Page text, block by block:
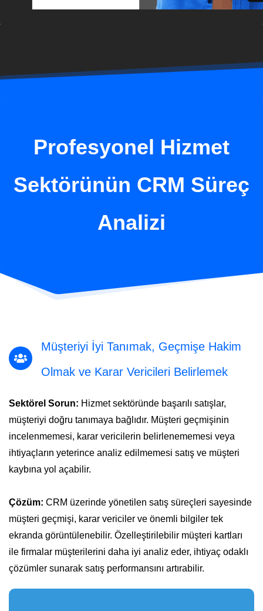
Profesyonel Hizmet
Sektörünün CRM Süreç
Analizi
Müşteriyi İyi Tanımak, Geçmişe Hakim
Olmak ve Karar Vericileri Belirlemek
Sektörel Sorun: Hizmet sektöründe başarılı satışlar,
müşteriyi doğru tanımaya bağlıdır. Müşteri geçmişinin
incelenmemesi, karar vericilerin belirlenememesi veya
ihtiyaçların yeterince analiz edilmemesi satış ve müşteri
kaybına yol açabilir.
Çözüm: CRM üzerinde yönetilen satış süreçleri sayesinde
müşteri geçmişi, karar vericiler ve önemli bilgiler tek
ekranda görüntülenebilir. Özelleştirilebilir müşteri kartları
ile firmalar müşterilerini daha iyi analiz eder, ihtiyaç odaklı
çözümler sunarak satış performansını artırabilir.